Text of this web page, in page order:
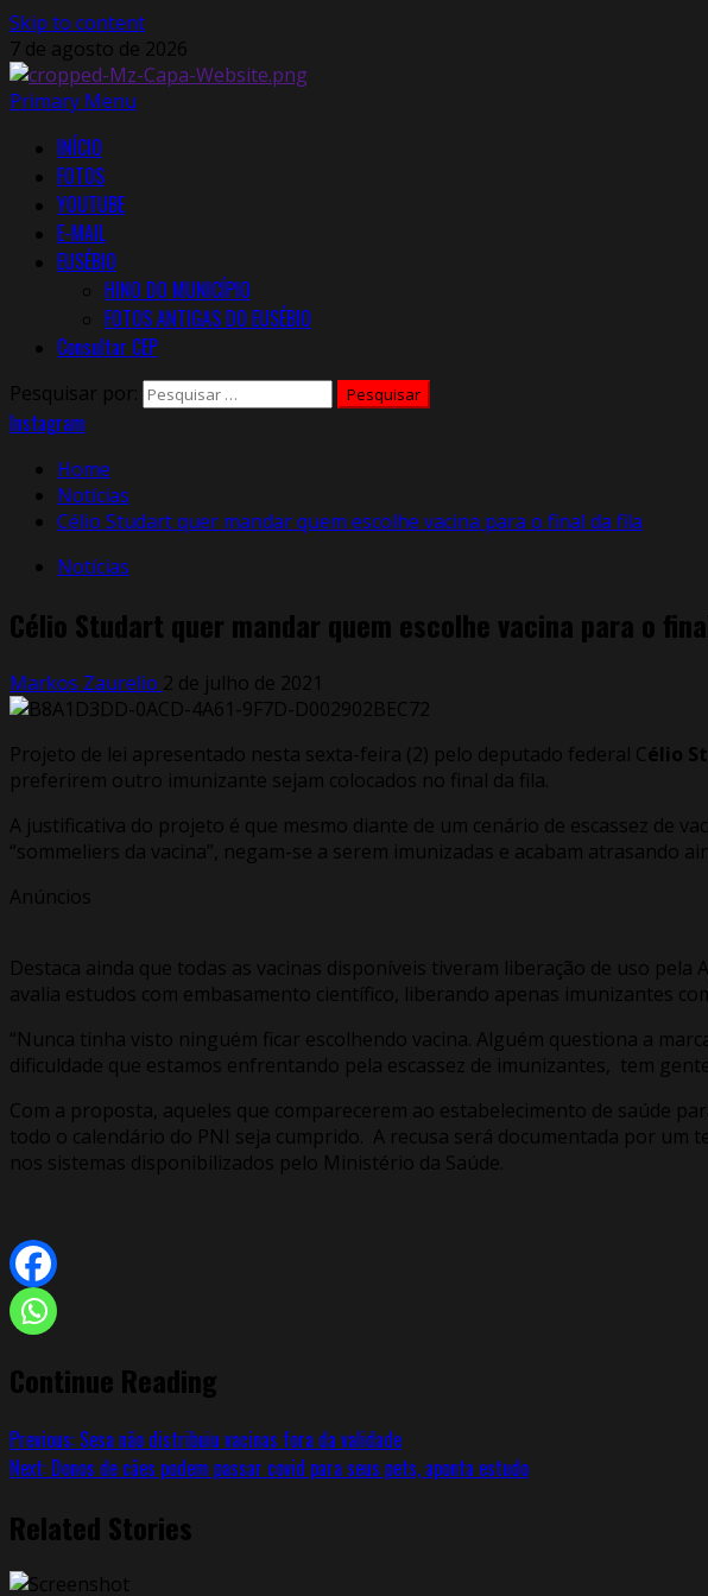
Skip to content
7 de agosto de 2026
Primary Menu
INÍCIO
FOTOS
YOUTUBE
E-MAIL
EUSÉBIO
HINO DO MUNICÍPIO
FOTOS ANTIGAS DO EUSÉBIO
Consultar CEP
Pesquisar por:
Instagram
Home
Notícias
Célio Studart quer mandar quem escolhe vacina para o final da fila
Notícias
Célio Studart quer mandar quem escolhe vacina para o
Markos Zaurelio 2 de julho de 2021
Projeto de lei apresentado nesta sexta-feira (2) pelo deputado federal Célio
preferirem outro imunizante sejam colocados no final da fila.
A justificativa do projeto é que mesmo diante de um cenário de escassez de
“sommeliers da vacina”, negam-se a serem imunizadas e acabam atrasando
Anúncios
Destaca ainda que todas as vacinas disponíveis tiveram liberação de uso
avalia estudos com embasamento científico, liberando apenas imunizantes
“Nunca tinha visto ninguém ficar escolhendo vacina. Alguém questiona a
dificuldade que estamos enfrentando pela escassez de imunizantes, tem
Com a proposta, aqueles que comparecerem ao estabelecimento de saúde
todo o calendário do PNI seja cumprido. A recusa será documentada por
nos sistemas disponibilizados pelo Ministério da Saúde.
Continue Reading
Previous: Sesa não distribuiu vacinas fora da validade
Next: Donos de cães podem passar covid para seus pets, aponta estudo
Related Stories